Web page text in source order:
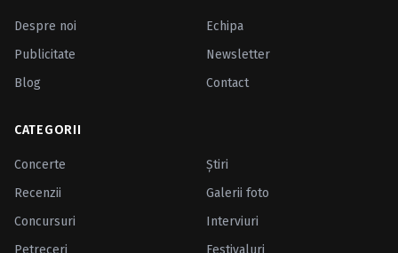
Despre noi
Echipa
Publicitate
Newsletter
Blog
Contact
CATEGORII
Concerte
Ştiri
Recenzii
Galerii foto
Concursuri
Interviuri
Petreceri
Festivaluri